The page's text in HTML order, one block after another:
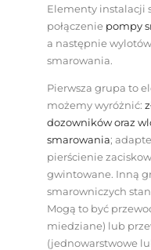
Elementy instalacji
połączenie pompy
a następnie
smarowania.
Pierwsza grupa to
możemy wyróżnić:
dozowników oraz
smarowania;
pierścienie
gwintowane. Inną
smarowniczych
Mogą to być
miedziane) lub
(jednowarstwowe